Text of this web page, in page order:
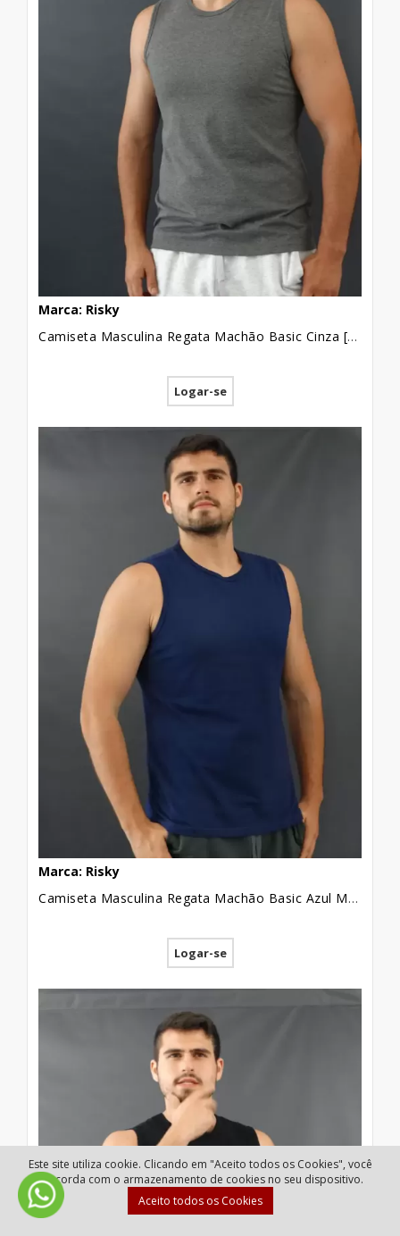
Marca: Risky
Camiseta Masculina Regata Machão Basic Cinza [2010041]
Logar-se
Marca: Risky
Camiseta Masculina Regata Machão Basic Azul Marinho [2010039]
Logar-se
Este site utiliza cookie. Clicando em "Aceito todos os Cookies", você
concorda com o armazenamento de cookies no seu dispositivo.
Aceito todos os Cookies